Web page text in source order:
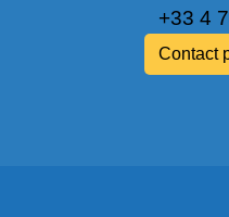
+33 4
Contact